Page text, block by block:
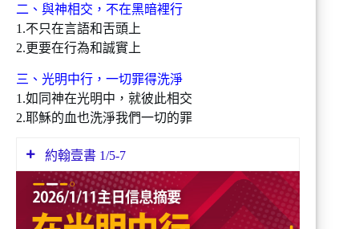
二、與神相交，不在黑暗裡行
1.不只在言語和舌頭上
2.更要在行為和誠實上
三、光明中行，一切罪得洗淨
1.如同神在光明中，就彼此相交
2.耶穌的血也洗淨我們一切的罪
約翰壹書 1/5-7
5 神就是光，在他毫無黑暗！這是我們從主
所聽見、又報給你們的信息。